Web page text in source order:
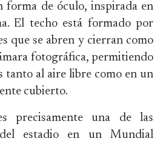
forma de óculo, inspirada en
El techo está formado por
que se abren y cierran como
fotográfica, permitiendo
tanto al aire libre como en un
cubierto.
precisamente una de las
del estadio en un Mundial